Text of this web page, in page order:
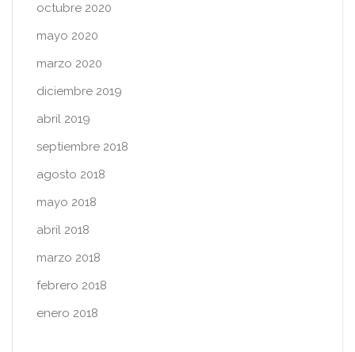
octubre 2020
mayo 2020
marzo 2020
diciembre 2019
abril 2019
septiembre 2018
agosto 2018
mayo 2018
abril 2018
marzo 2018
febrero 2018
enero 2018